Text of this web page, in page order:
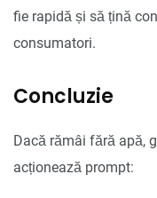
fie rapidă și să țină
consumatori.
Concluzie
Dacă rămâi fără apă,
acționează prompt: